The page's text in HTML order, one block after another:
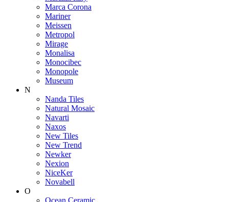
Marca Corona
Mariner
Meissen
Metropol
Mirage
Monalisa
Monocibec
Monopole
Museum
N
Nanda Tiles
Natural Mosaic
Navarti
Naxos
New Tiles
New Trend
Newker
Nexion
NiceKer
Novabell
O
Ocean Ceramic